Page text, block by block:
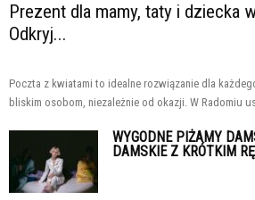
Prezent dla mamy, taty i dziecka
Odkryj...
Poczta z kwiatami to idealne rozwiązanie dla
bliskim osobom, niezależnie od okazji. W Radomiu
WYGODNE PIŻAMY
DAMSKIE Z KRÓTKIM